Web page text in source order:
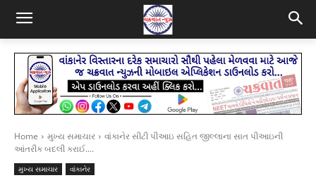
Home મુખ્ય સમાચાર
વાંકાનેર સીટી પીઆઇ સહિત જીલ્લાના સાત પીઆઇની
આંતરીક બદલી કરાઈ....
મુખ્ય સમાચાર વાંકાનેર